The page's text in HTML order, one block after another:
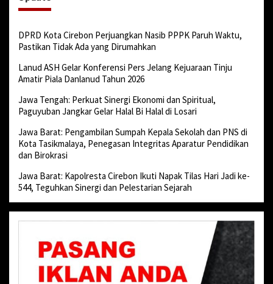
DPRD Kota Cirebon Perjuangkan Nasib PPPK Paruh Waktu,
Pastikan Tidak Ada yang Dirumahkan
Lanud ASH Gelar Konferensi Pers Jelang Kejuaraan Tinju
Amatir Piala Danlanud Tahun 2026
Jawa Tengah: Perkuat Sinergi Ekonomi dan Spiritual,
Paguyuban Jangkar Gelar Halal Bi Halal di Losari
Jawa Barat: Pengambilan Sumpah Kepala Sekolah dan PNS di
Kota Tasikmalaya, Penegasan Integritas Aparatur Pendidikan
dan Birokrasi
Jawa Barat: Kapolresta Cirebon Ikuti Napak Tilas Hari Jadi ke-
544, Teguhkan Sinergi dan Pelestarian Sejarah